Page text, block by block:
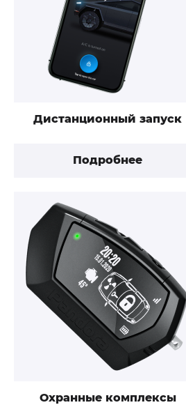
Дистанционный запуск
Подробнее
Охранные комплексы